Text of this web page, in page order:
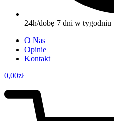
24h/dobę 7 dni w tygodniu
O Nas
Opinie
Kontakt
0,00zł